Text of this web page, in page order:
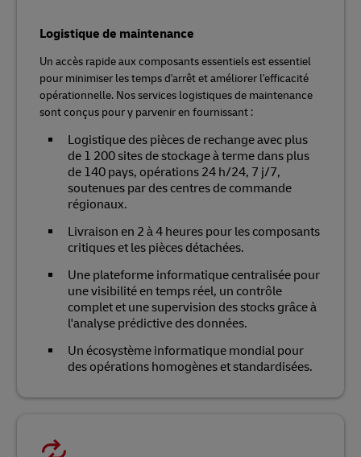
Logistique de maintenance
Un accès rapide aux composants essentiels est essentiel
pour minimiser les temps d'arrêt et améliorer l'efficacité
opérationnelle. Nos services logistiques de maintenance
sont conçus pour y parvenir en fournissant :
Logistique des pièces de rechange avec plus
de 1 200 sites de stockage à terme dans plus
de 140 pays, opérations 24 h/24, 7 j/7,
soutenues par des centres de commande
régionaux.
Livraison en 2 à 4 heures pour les composants
critiques et les pièces détachées.
Une plateforme informatique centralisée pour
une visibilité en temps réel, un contrôle
complet et une supervision des stocks grâce à
l'analyse prédictive des données.
Un écosystème informatique mondial pour
des opérations homogènes et standardisées.